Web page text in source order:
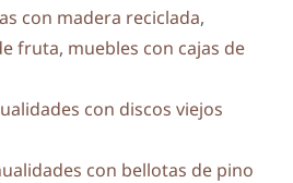
con madera reciclada,
fruta, muebles con cajas de
con discos viejos
con bellotas de pino